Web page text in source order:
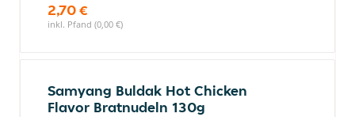
2,70 €
inkl. Pfand (0,00 €)
Samyang Buldak Hot Chicken
Flavor Bratnudeln 130g